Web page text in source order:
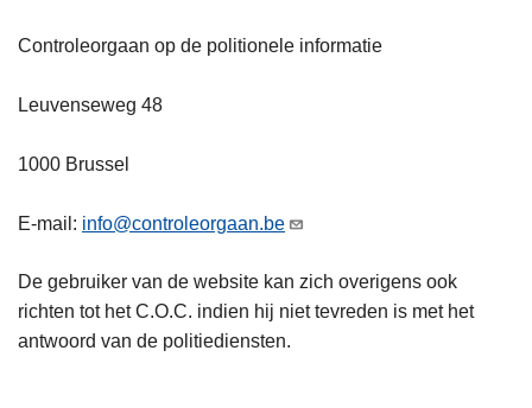
Controleorgaan op de politionele informatie
Leuvenseweg 48
1000 Brussel
E-mail: info@controleorgaan.be
De gebruiker van de website kan zich overigens ook
richten tot het C.O.C. indien hij niet tevreden is met het
antwoord van de politiediensten.